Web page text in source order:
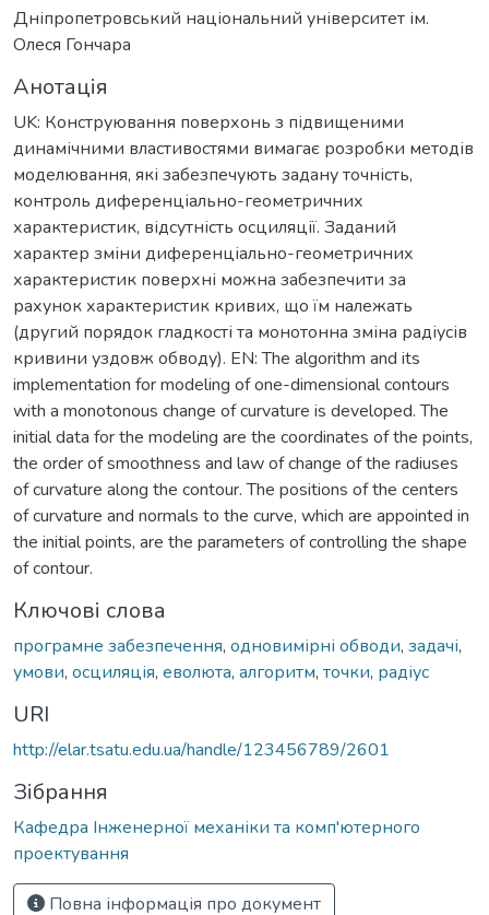
Дніпропетровський національний університет ім.
Олеся Гончара
Анотація
UK: Конструювання поверхонь з підвищеними
динамічними властивостями вимагає розробки методів
моделювання, які забезпечують задану точність,
контроль диференціально-геометричних
характеристик, відсутність осциляції. Заданий
характер зміни диференціально-геометричних
характеристик поверхні можна забезпечити за
рахунок характеристик кривих, що їм належать
(другий порядок гладкості та монотонна зміна радіусів
кривини уздовж обводу). EN: The algorithm and its
implementation for modeling of one-dimensional contours
with a monotonous change of curvature is developed. The
initial data for the modeling arе the coordinates of the points,
the order of smoothness and law of change of the radiuses
of curvature along the contour. The positions of the centers
of curvature and normals to the curve, which are appointed in
the initial points, are the parameters of controlling the shape
of contour.
Ключові слова
програмне забезпечення, одновимірні обводи, задачі,
умови, осциляція, еволюта, алгоритм, точки, радіус
URI
http://elar.tsatu.edu.ua/handle/123456789/2601
Зібрання
Кафедра Інженерної механіки та комп'ютерного
проектування
Повна інформація про документ